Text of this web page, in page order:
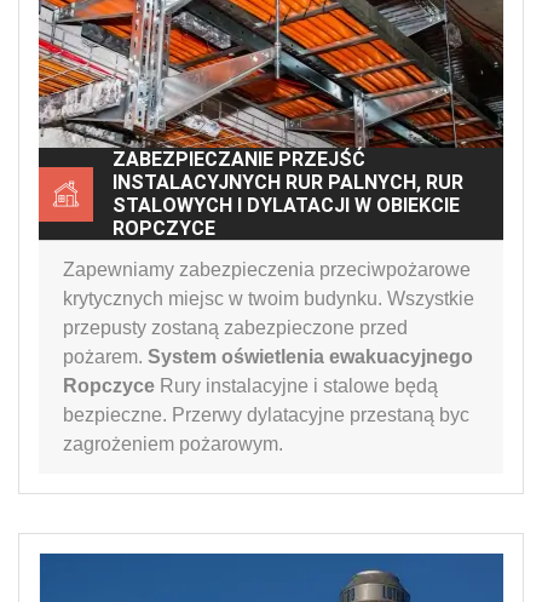
ZABEZPIECZANIE PRZEJŚĆ
INSTALACYJNYCH RUR PALNYCH, RUR
STALOWYCH I DYLATACJI W OBIEKCIE
ROPCZYCE
Zapewniamy zabezpieczenia przeciwpożarowe
krytycznych miejsc w twoim budynku. Wszystkie
przepusty zostaną zabezpieczone przed
pożarem. System oświetlenia ewakuacyjnego
Ropczyce Rury instalacyjne i stalowe będą
bezpieczne. Przerwy dylatacyjne przestaną byc
zagrożeniem pożarowym.